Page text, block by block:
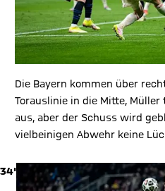
Die Bayern kommen über
Torauslinie in die Mitte,
aus, aber der Schuss wird
vielbeinigen Abwehr keine
34'